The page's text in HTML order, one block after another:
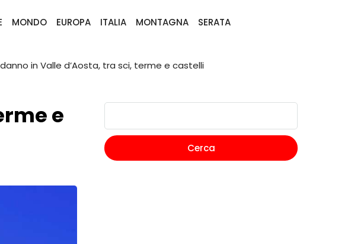
MONDO EUROPA ITALIA MONTAGNA SERATA
in Valle d’Aosta, tra sci, terme e castelli
e